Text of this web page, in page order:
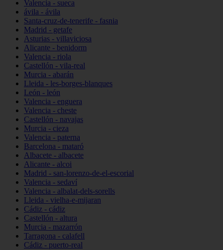
Valencia - sueca
ávila - ávila
Santa-cruz-de-tenerife - fasnia
Madrid - getafe
Asturias - villaviciosa
Alicante - benidorm
Valencia - riola
Castellón - vila-real
Murcia - abarán
Lleida - les-borges-blanques
León - león
Valencia - enguera
Valencia - cheste
Castellón - navajas
Murcia - cieza
Valencia - paterna
Barcelona - mataró
Albacete - albacete
Alicante - alcoi
Madrid - san-lorenzo-de-el-escorial
Valencia - sedaví
Valencia - albalat-dels-sorells
Lleida - vielha-e-mijaran
Cádiz - cádiz
Castellón - altura
Murcia - mazarrón
Tarragona - calafell
Cádiz - puerto-real